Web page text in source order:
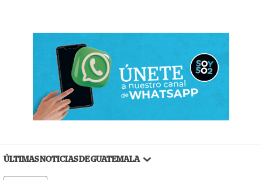
ÚLTIMAS NOTICIAS DE GUATEMALA